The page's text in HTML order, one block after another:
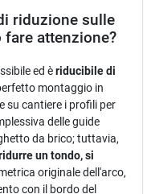
riduzione sulle
fare attenzione?
ed èriducibile di
montaggio in
su cantiere i profili per
delle guide
da brico; tuttavia,
un tondo, si
originale dell'arco,
con il bordo del